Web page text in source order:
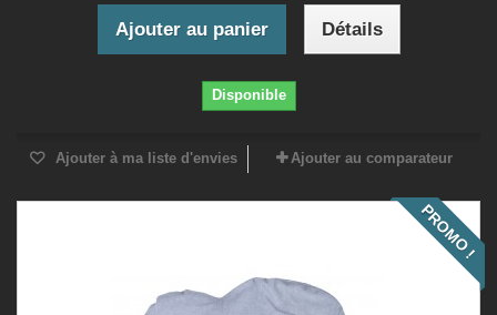
Ajouter au panier Détails
Disponible
Ajouter à ma liste d'envies Ajouter au comparateur
PROMO !